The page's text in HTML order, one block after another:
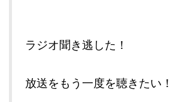
ラジオ聞き逃した！
放送をもう一度を聴きたい！